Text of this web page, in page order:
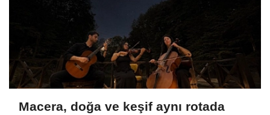
Macera, doğa ve keşif aynı rotada